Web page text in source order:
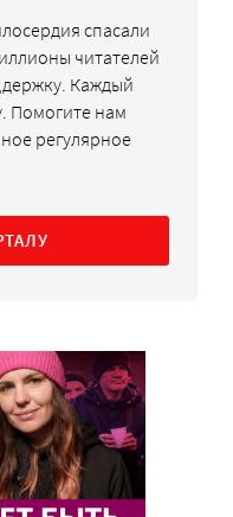
спасали
читателей
Каждый
Помогите нам
регулярное